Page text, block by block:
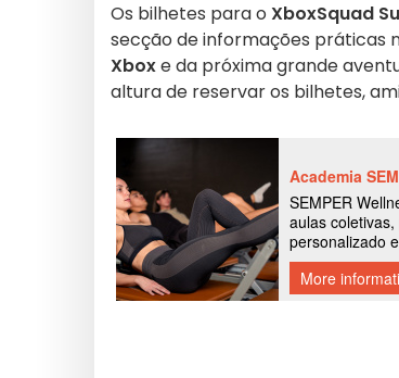
Os bilhetes para o XboxSquad
secção de informações práticas
Xboxe da próxima grande
altura de reservar os bilhetes,